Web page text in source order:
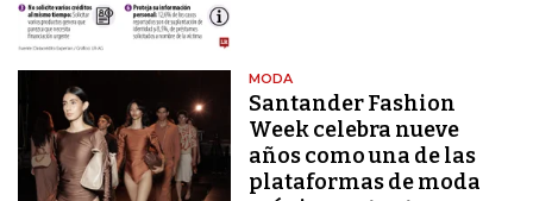
MODA
Santander Fashion
Week celebra nueve
años como una de las
plataformas de moda